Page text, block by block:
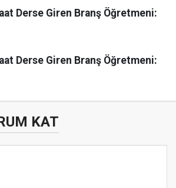
Derse Giren Branş Öğretmeni:
Derse Giren Branş Öğretmeni:
KAT